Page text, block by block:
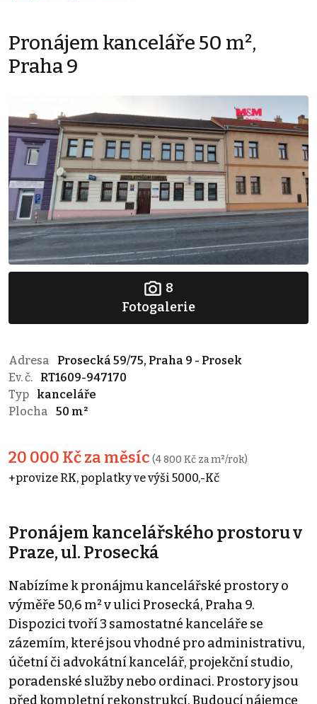
Pronájem kanceláře 50 m²,
Praha 9
8
Fotogalerie
Adresa
Prosecká 59/75, Praha 9 - Prosek
Ev. č.
RT1609-947170
Typ
kanceláře
Plocha
50 m²
20 000 Kč za měsíc (4 800 Kč za m²/rok)
+provize RK, poplatky ve výši 5000,-Kč
Pronájem kancelářského prostoru v
Praze, ul. Prosecká
Nabízíme k pronájmu kancelářské prostory o
výměře 50,6 m² v ulici Prosecká, Praha 9.
Dispozici tvoří 3 samostatné kanceláře se
zázemím, které jsou vhodné pro administrativu,
účetní či advokátní kancelář, projekční studio,
poradenské služby nebo ordinaci. Prostory jsou
před kompletní rekonstrukcí. Budoucí nájemce